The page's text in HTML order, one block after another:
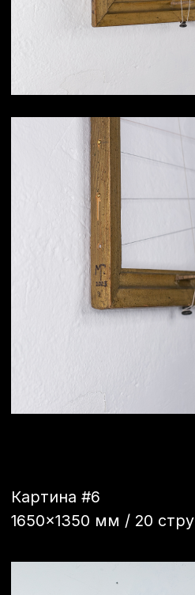
Объект «Сосновая ветвь»
650×280 мм / 4 струны